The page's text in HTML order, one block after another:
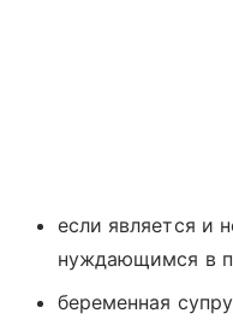
если является и
нуждающимся
беременная